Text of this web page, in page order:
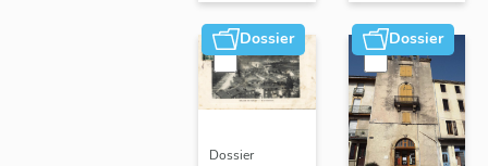
Comminges
Dossier
Dossier
Dossier